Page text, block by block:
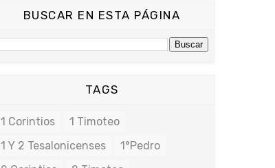
BUSCAR EN ESTA PÁGINA
TAGS
1 Corintios
1 Timoteo
1 Y 2 Tesalonicenses
1°Pedro